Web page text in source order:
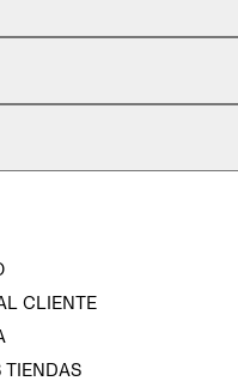
CLIENTE
TIENDAS